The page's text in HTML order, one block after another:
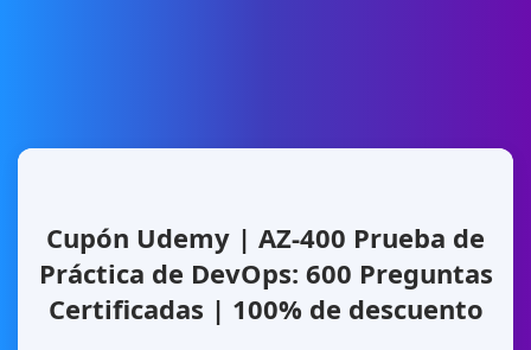
Cupón Udemy | AZ-400 Prueba de
Práctica de DevOps: 600 Preguntas
Certificadas | 100% de descuento